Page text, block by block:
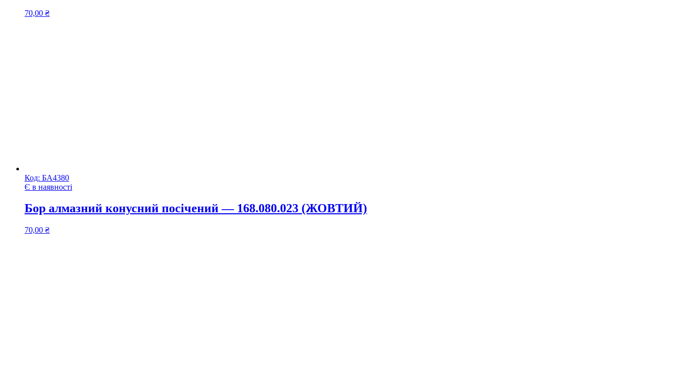
70,00 ₴
Код: БА4380
Є в наявності
Бор алмазний конусний посічений — 168.080.023 (ЖОВТИЙ)
70,00 ₴